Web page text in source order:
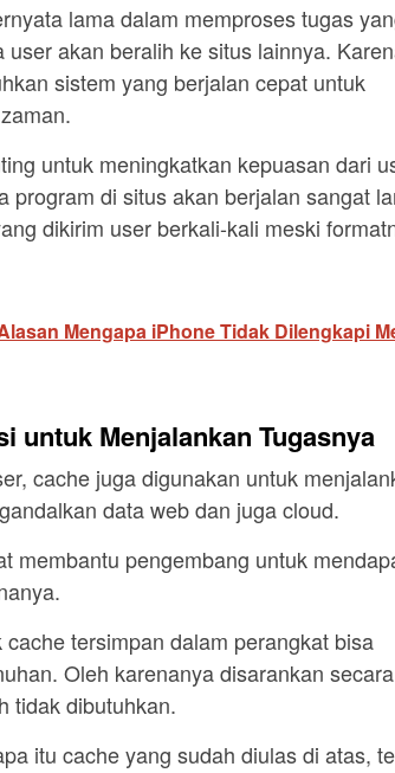
lama dalam memproses tugas
akan beralih ke situs lainnya.
sistem yang berjalan cepat untuk
untuk meningkatkan kepuasan dari
program di situs akan berjalan sangat
dikirim user berkali-kali meski
Mengapa iPhone Tidak Dilengkapi
untuk Menjalankan Tugasnya
cache juga digunakan untuk
data web dan juga cloud.
membantu pengembang untuk
tersimpan dalam perangkat bisa
Oleh karenanya disarankan
tidak dibutuhkan.
itu cache yang sudah diulas di atas,